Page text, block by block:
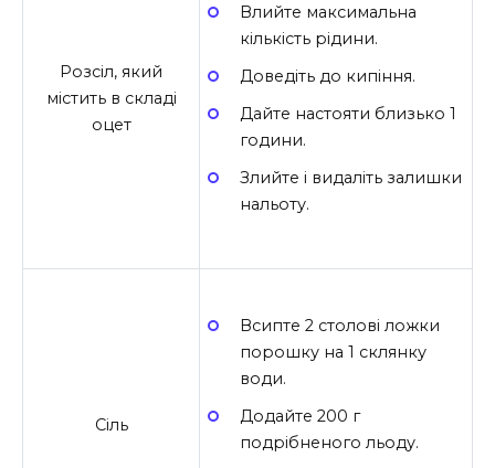
Розсіл, який
містить в складі
оцет
Влийте максимальна
кількість рідини.
Доведіть до кипіння.
Дайте настояти близько 1
години.
Злийте і видаліть залишки
нальоту.
Сіль
Всипте 2 столові ложки
порошку на 1 склянку
води.
Додайте 200 г
подрібненого льоду.